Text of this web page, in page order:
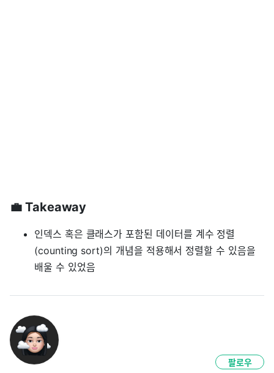
💼 Takeaway
인덱스 혹은 클래스가 포함된 데이터를 계수 정렬
(counting sort)의 개념을 적용해서 정렬할 수 있음을
배울 수 있었음
팔로우